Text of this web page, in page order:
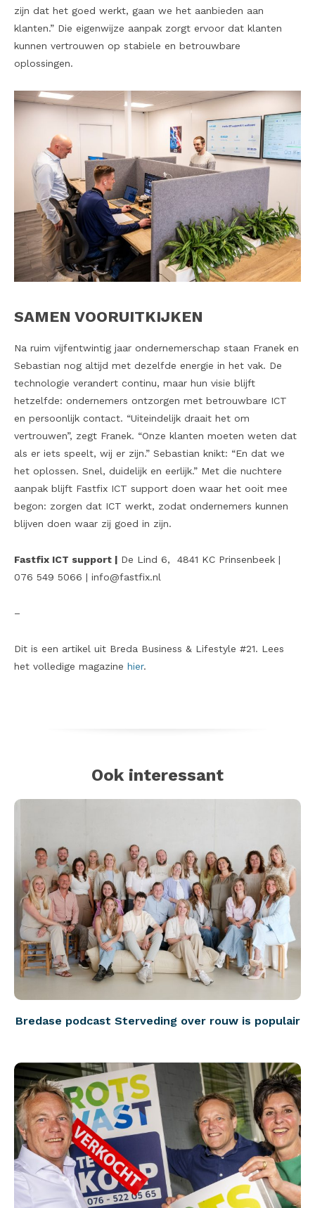
zijn dat het goed werkt, gaan we het aanbieden aan
klanten.” Die eigenwijze aanpak zorgt ervoor dat klanten
kunnen vertrouwen op stabiele en betrouwbare
oplossingen.
SAMEN VOORUITKIJKEN
Na ruim vijfentwintig jaar ondernemerschap staan Franek en
Sebastian nog altijd met dezelfde energie in het vak. De
technologie verandert continu, maar hun visie blijft
hetzelfde: ondernemers ontzorgen met betrouwbare ICT
en persoonlijk contact. “Uiteindelijk draait het om
vertrouwen”, zegt Franek. “Onze klanten moeten weten dat
als er iets speelt, wij er zijn.” Sebastian knikt: “En dat we
het oplossen. Snel, duidelijk en eerlijk.” Met die nuchtere
aanpak blijft Fastfix ICT support doen waar het ooit mee
begon: zorgen dat ICT werkt, zodat ondernemers kunnen
blijven doen waar zij goed in zijn.
Fastfix ICT support | De Lind 6, 4841 KC Prinsenbeek |
076 549 5066 | info@fastfix.nl
–
Dit is een artikel uit Breda Business & Lifestyle #21. Lees
het volledige magazine hier.
Ook interessant
Bredase podcast Sterveding over rouw is populair